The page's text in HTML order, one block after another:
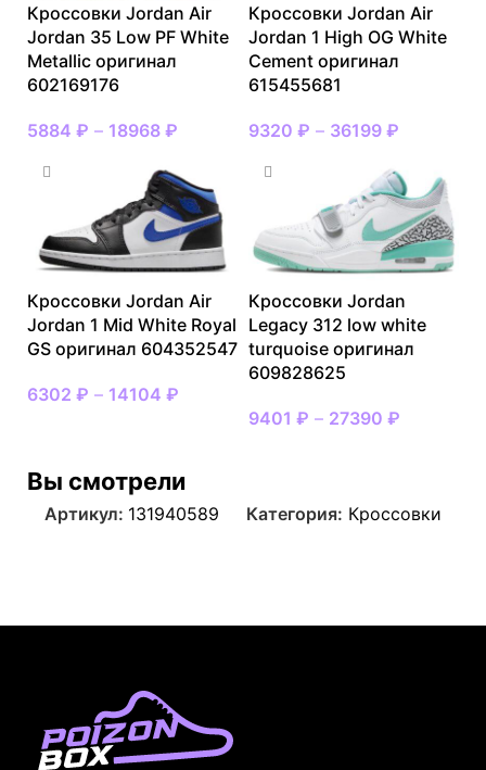
Кроссовки Jordan Air
Jordan 35 Low PF White
Metallic оригинал
602169176
5884 ₽ – 18968 ₽
Кроссовки Jordan Air
Jordan 1 High OG White
Cement оригинал
615455681
9320 ₽ – 36199 ₽
Кроссовки Jordan Air
Jordan 1 Mid White Royal
GS оригинал 604352547
6302 ₽ – 14104 ₽
Кроссовки Jordan
Legacy 312 low white
turquoise оригинал
609828625
9401 ₽ – 27390 ₽
Вы смотрели
Артикул: 131940589 Категория: Кроссовки